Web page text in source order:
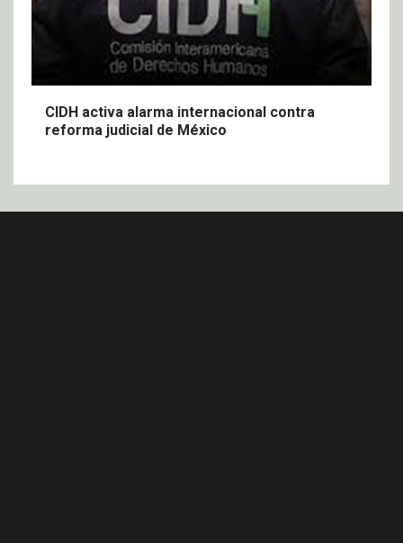
CIDH activa alarma internacional contra
reforma judicial de México